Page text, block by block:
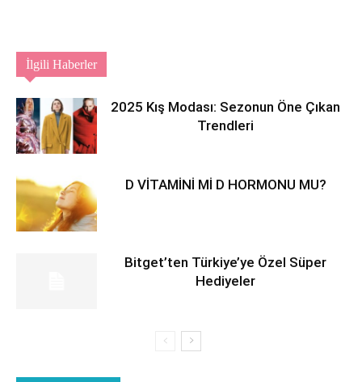
İlgili Haberler
2025 Kış Modası: Sezonun Öne Çıkan
Trendleri
D VİTAMİNİ Mİ D HORMONU MU?
Bitget’ten Türkiye’ye Özel Süper
Hediyeler